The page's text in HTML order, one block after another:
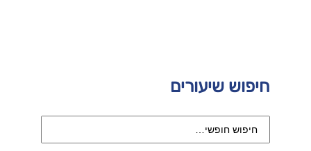
חיפוש שיעורים